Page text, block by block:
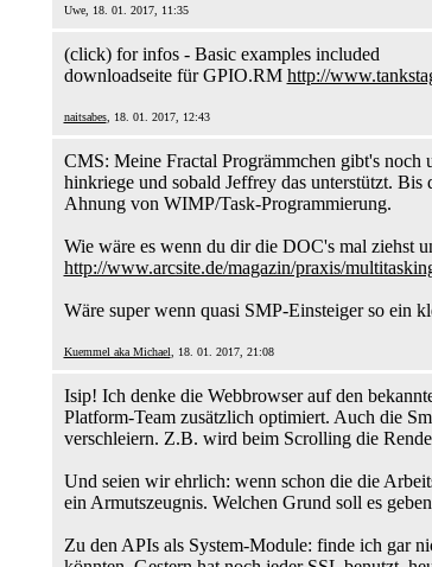
Uwe, 18. 01. 2017, 11:35
(click) for infos - Basic examples included
downloadseite für GPIO.RM http://
naitsabes, 18. 01. 2017, 12:43
CMS: Meine Fractal Progrämmchen gibt's
hinkriege und sobald Jeffrey das unterstützt.
Ahnung von WIMP/Task-Programmierung.
Wie wäre es wenn du dir die DOC's mal ziehst
http://www.arcsite.de/magazin/praxis/
Wäre super wenn quasi SMP-Einsteiger so ein
Kuemmel aka Michael , 18. 01. 2017, 21:08
Isip! Ich denke die Webbrowser auf den
Platform-Team zusätzlich optimiert. Auch die
verschleiern. Z.B. wird beim Scrolling die
Und seien wir ehrlich: wenn schon die die
ein Armutszeugnis. Welchen Grund soll es
Zu den APIs als System-Module: finde ich gar